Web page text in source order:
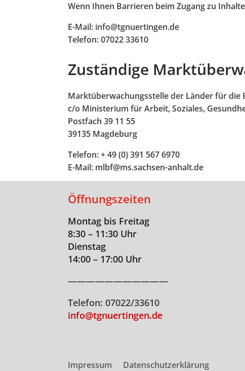
Wenn Ihnen Barrieren beim Zugang zu
E-Mail: info@tgnuertingen.de
Telefon: 07022 33610
Zuständige
Marktüberwachungsstelle der Länder für
c/o Ministerium für Arbeit, Soziales,
Postfach 39 11 55
39135 Magdeburg
Telefon: + 49 (0) 391 567 6970
E-Mail: mlbf@ms.sachsen-anhalt.de
Öffnungszeiten
Montag bis Freitag
8:30 – 11:30 Uhr
Dienstag
14:00 – 17:00 Uhr
———————————
Telefon: 07022/33610
info@tgnuertingen.de
Impressum Datenschutzerklärung